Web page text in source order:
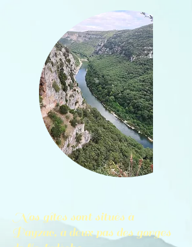
Nos gîtes sont situés à
Payzac, à deux pas des gorges